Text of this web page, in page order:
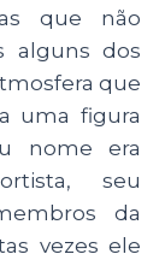
que não
alguns dos
que
uma figura
nome era
seu
da
vezes ele